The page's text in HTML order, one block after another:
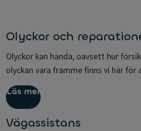
Olyckor och
Olyckor kan hända, oavsett hur
olyckan vara framme finns vi här för
Läs mer
Vägassistans